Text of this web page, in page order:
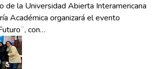
de la Universidad Abierta Interamericana
Académica organizará el evento
con…